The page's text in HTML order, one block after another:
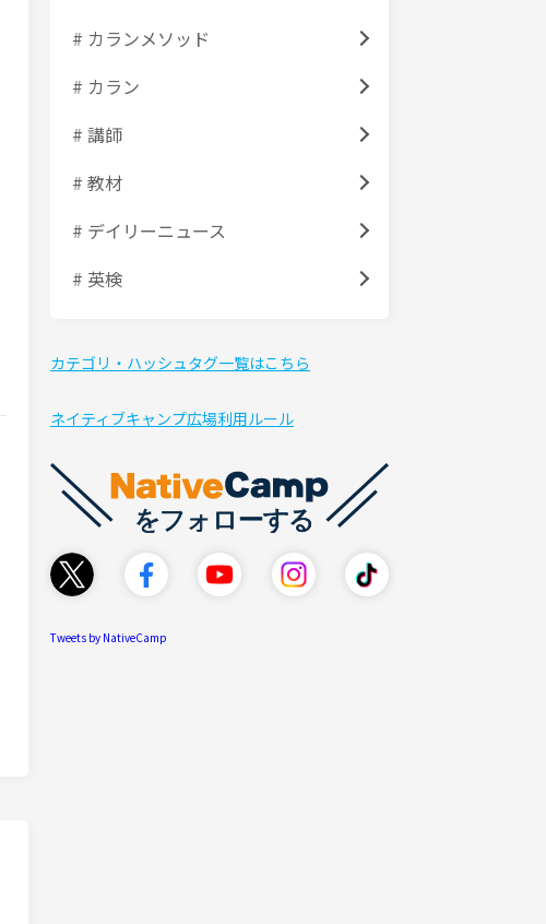
# カランメソッド
# カラン
# 講師
# 教材
# デイリーニュース
# 英検
カテゴリ・ハッシュタグ一覧はこちら
ネイティブキャンプ広場利用ルール
Tweets by NativeCamp